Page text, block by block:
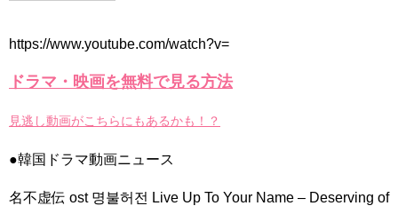
キム・レウォンの影絵遊び！？「黒騎士～永遠の約束～」メイ
復…痩せたのはソン・ジェリムのせい!? 」 (11/26)
キム・ユジョン、美しいセルフショットで近況を伝える“会いた
キム・ユジョン、新ドラマ「まず熱く掃除せよ」に出演確
定…“台本を見た瞬間惹かれた” 20180123
YUCHUN ♥ LOVE 15 「成均館 5話」
리고 그려도 (Miss You In My Heart)
https://www.youtube.com/watch?v=
ドラマ・映画を無料で見る方法
見逃し動画がこちらにもあるかも！？
●韓国ドラマ動画ニュース
名不虚伝 ost 명불허전 Live Up To Your Name – Deserving of